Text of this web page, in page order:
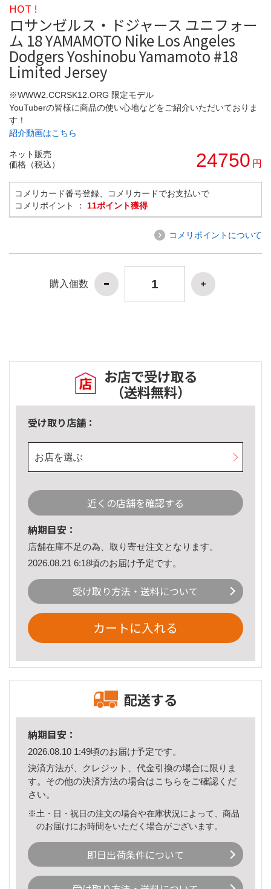
HOT !
ロサンゼルス・ドジャース ユニフォー
ム 18 YAMAMOTO Nike Los Angeles
Dodgers Yoshinobu Yamamoto #18
Limited Jersey
※WWW2.CCRSK12.ORG 限定モデル
YouTuberの皆様に商品の使い心地などをご紹介いただいておりま
す！
紹介動画はこちら
ネット販売
価格（税込）
24750 円
コメリカード番号登録、コメリカードでお支払いで
コメリポイント ： 11ポイント獲得
コメリポイントについて
購入個数
お店で受け取る
（送料無料）
受け取り店舗：
お店を選ぶ
近くの店舗を確認する
納期目安：
店舗在庫不足の為、取り寄せ注文となります。
2026.08.21 6:18頃のお届け予定です。
受け取り方法・送料について
カートに入れる
配送する
納期目安：
2026.08.10 1:49頃のお届け予定です。
決済方法が、クレジット、代金引換の場合に限りま
す。その他の決済方法の場合はこちら をご確認くだ
さい。
※土・日・祝日の注文の場合や在庫状況によって、商品
のお届けにお時間をいただく場合がございます。
即日出荷条件について